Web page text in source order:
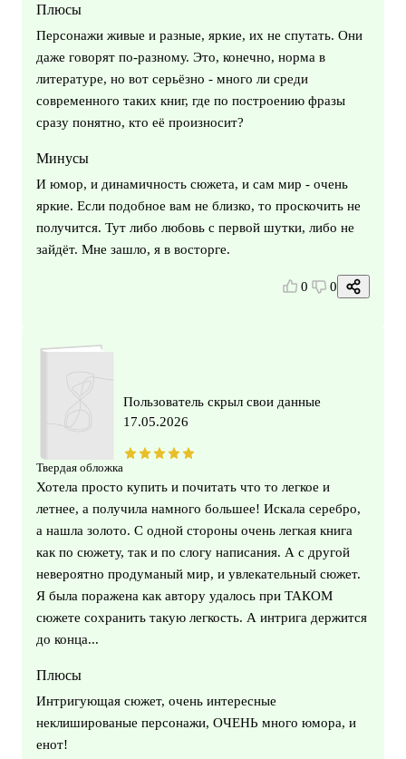
Плюсы
Персонажи живые и разные, яркие, их не спутать. Они
даже говорят по-разному. Это, конечно, норма в
литературе, но вот серьëзно - много ли среди
современного таких книг, где по построению фразы
сразу понятно, кто еë произносит?
Минусы
И юмор, и динамичность сюжета, и сам мир - очень
яркие. Если подобное вам не близко, то проскочить не
получится. Тут либо любовь с первой шутки, либо не
зайдëт. Мне зашло, я в восторге.
0 0
Твердая обложка
Пользователь скрыл свои данные
17.05.2026
Хотела просто купить и почитать что то легкое и
летнее, а получила намного большее! Искала серебро,
а нашла золото. С одной стороны очень легкая книга
как по сюжету, так и по слогу написания. А с другой
невероятно продуманый мир, и увлекательный сюжет.
Я была поражена как автору удалось при ТАКОМ
сюжете сохранить такую легкость. А интрига держится
до конца...
Плюсы
Интригующая сюжет, очень интересные
неклишированые персонажи, ОЧЕНЬ много юмора, и
енот!